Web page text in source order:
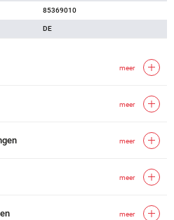
85369010
DE
meer
meer
meer
meer
meer